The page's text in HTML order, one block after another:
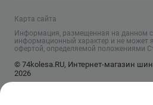
Карта сайта
Информация, размещенная на данном
информационный характер и не может
офертой, определяемой положениями
© 74kolesa.RU, Интернет-магазин
2026